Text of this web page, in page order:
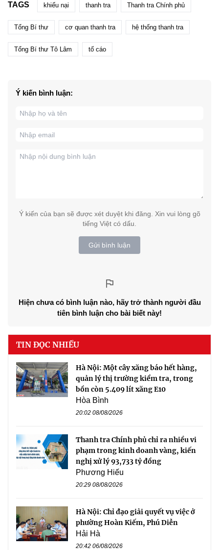
TAGS khiếu nại thanh tra Thanh tra Chính phủ
Tổng Bí thư cơ quan thanh tra hệ thống thanh tra
Tổng Bí thư Tô Lâm tố cáo
Ý kiến bình luận:
Ý kiến của bạn sẽ được xét duyệt khi đăng. Xin vui lòng gõ
tiếng Việt có dấu.
Gửi bình luận
Hiện chưa có bình luận nào, hãy trở thành người đầu
tiên bình luận cho bài biết này!
TIN ĐỌC NHIỀU
Hà Nội: Một cây xăng báo hết hàng,
quản lý thị trường kiểm tra, trong
bồn còn 5.409 lít xăng E10
Hòa Bình
20:02 08/08/2026
Thanh tra Chính phủ chỉ ra nhiều vi
phạm trong kinh doanh vàng, kiến
nghị xử lý 93,733 tỷ đồng
Phương Hiếu
20:29 08/08/2026
Hà Nội: Chỉ đạo giải quyết vụ việc ở
phường Hoàn Kiếm, Phú Diễn
Hải Hà
20:42 06/08/2026